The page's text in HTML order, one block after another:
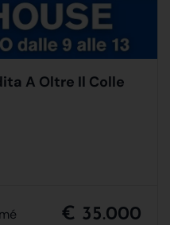
A Oltre Il Colle
€ 35.000